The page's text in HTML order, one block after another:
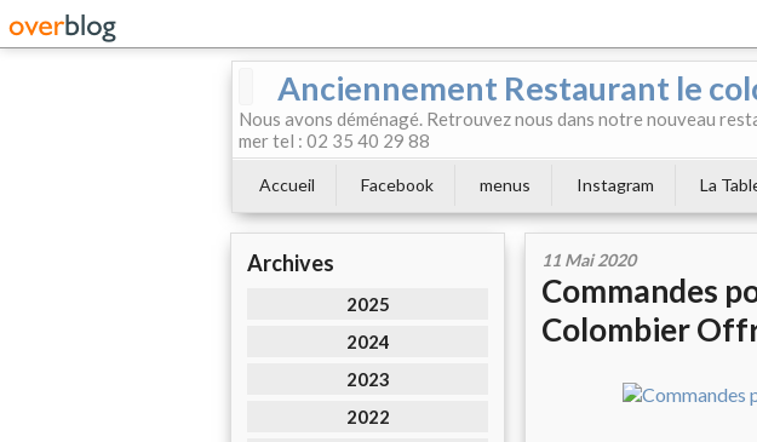
Anciennement Restaurant le
Nous avons déménagé. Retrouvez nous dans notre nouveau
mer tel : 02 35 40 29 88
Accueil Facebook menus Instagram La
Archives
2025
2024
2023
2022
11 Mai 2020
Commandes
Colombier